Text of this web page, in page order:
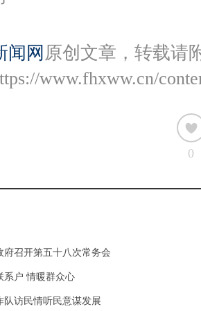
闻网 原创文章，转载请
www.fhxww.cn/
0
府召开第五十八次常务会
系户 情暖群众心
队访民情听民意谋发展